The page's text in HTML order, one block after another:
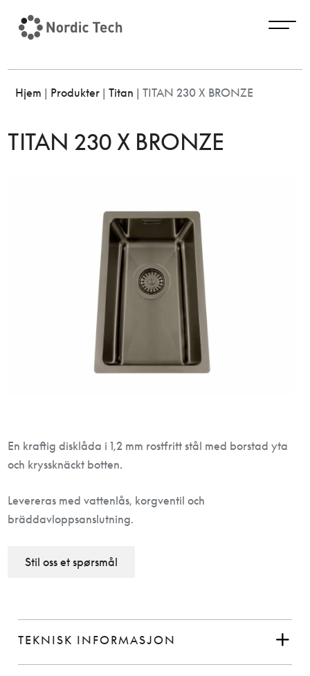
Hjem | Produkter| Titan | TITAN 230 X BRONZE
TITAN 230 X BRONZE
En kraftig disklåda i 1,2 mm rostfritt stål med borstad yta
och kryssknäckt botten.
Levereras med vattenlås, korgventil och
bräddavloppsanslutning.
Stil oss et spørsmål
TEKNISK INFORMASJON